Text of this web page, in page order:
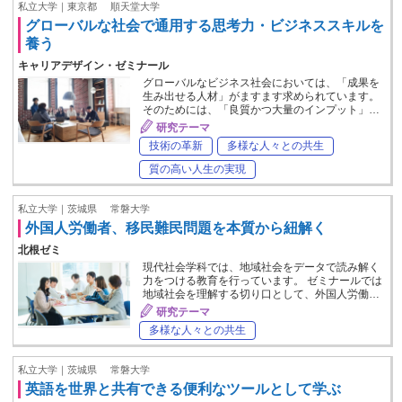
私立大学｜東京都 順天堂大学
グローバルな社会で通用する思考力・ビジネススキルを
養う
キャリアデザイン・ゼミナール
グローバルなビジネス社会においては、「成果を
生み出せる人材」がますます求められています。
そのためには、「良質かつ大量のインプット」…
研究テーマ
技術の革新
多様な人々との共生
質の高い人生の実現
私立大学｜茨城県 常磐大学
外国人労働者、移民難民問題を本質から紐解く
北根ゼミ
現代社会学科では、地域社会をデータで読み解く
力をつける教育を行っています。 ゼミナールでは
地域社会を理解する切り口として、外国人労働…
研究テーマ
多様な人々との共生
私立大学｜茨城県 常磐大学
英語を世界と共有できる便利なツールとして学ぶ